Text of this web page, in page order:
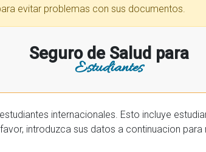
evitar problemas con sus documentos.
Seguro de Salud para
Estudiantes
Esto incluye estudiantes internactionales en los EE.UU. y tambien